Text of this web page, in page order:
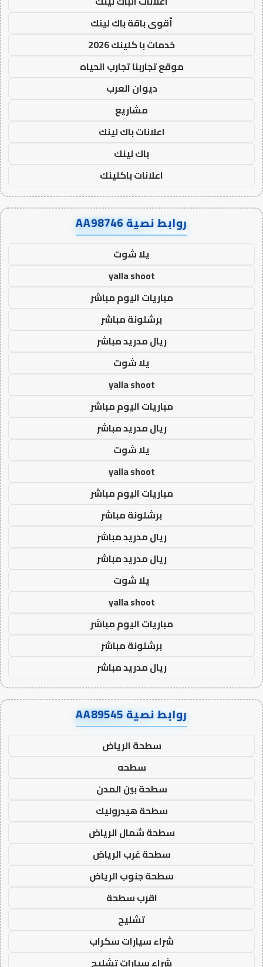
أقوى باقة باك لينك
خدمات با كلينك 2026
موقع تجاربنا تجارب الحياه
ديوان العرب
مشاريع
اعلانات باك لينك
باك لينك
اعلانات باكلينك
روابط نصية AA98746
يلا شوت
yalla shoot
مباريات اليوم مباشر
برشلونة مباشر
ريال مدريد مباشر
يلا شوت
yalla shoot
مباريات اليوم مباشر
ريال مدريد مباشر
يلا شوت
yalla shoot
مباريات اليوم مباشر
برشلونة مباشر
ريال مدريد مباشر
ريال مدريد مباشر
يلا شوت
yalla shoot
مباريات اليوم مباشر
برشلونة مباشر
ريال مدريد مباشر
روابط نصية AA89545
سطحة الرياض
سطحه
سطحة بين المدن
سطحة هيدروليك
سطحة شمال الرياض
سطحة غرب الرياض
سطحة جنوب الرياض
اقرب سطحة
تشليح
شراء سيارات سكراب
شراء سيارات تشليح